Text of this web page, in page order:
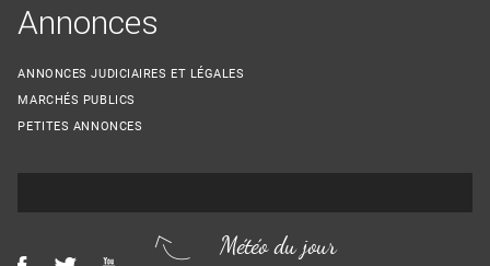
Annonces
ANNONCES JUDICIAIRES ET LÉGALES
MARCHÉS PUBLICS
PETITES ANNONCES
Météo du jour